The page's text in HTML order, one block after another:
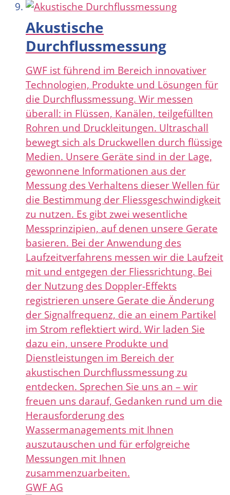
Akustische
Durchflussmessung
GWF ist führend im Bereich innovativer
Technologien, Produkte und Lösungen für
die Durchflussmessung. Wir messen
überall: in Flüssen, Kanälen, teilgefüllten
Rohren und Druckleitungen. Ultraschall
bewegt sich als Druckwellen durch flüssige
Medien. Unsere Geräte sind in der Lage,
gewonnene Informationen aus der
Messung des Verhaltens dieser Wellen für
die Bestimmung der Fliessgeschwindigkeit
zu nutzen. Es gibt zwei wesentliche
Messprinzipien, auf denen unsere Gerate
basieren. Bei der Anwendung des
Laufzeitverfahrens messen wir die Laufzeit
mit und entgegen der Fliessrichtung. Bei
der Nutzung des Doppler-Effekts
registrieren unsere Gerate die Änderung
der Signalfrequenz, die an einem Partikel
im Strom reflektiert wird. Wir laden Sie
dazu ein, unsere Produkte und
Dienstleistungen im Bereich der
akustischen Durchflussmessung zu
entdecken. Sprechen Sie uns an – wir
freuen uns darauf, Gedanken rund um die
Herausforderung des
Wassermanagements mit Ihnen
auszutauschen und für erfolgreiche
Messungen mit Ihnen
zusammenzuarbeiten.
GWF AG